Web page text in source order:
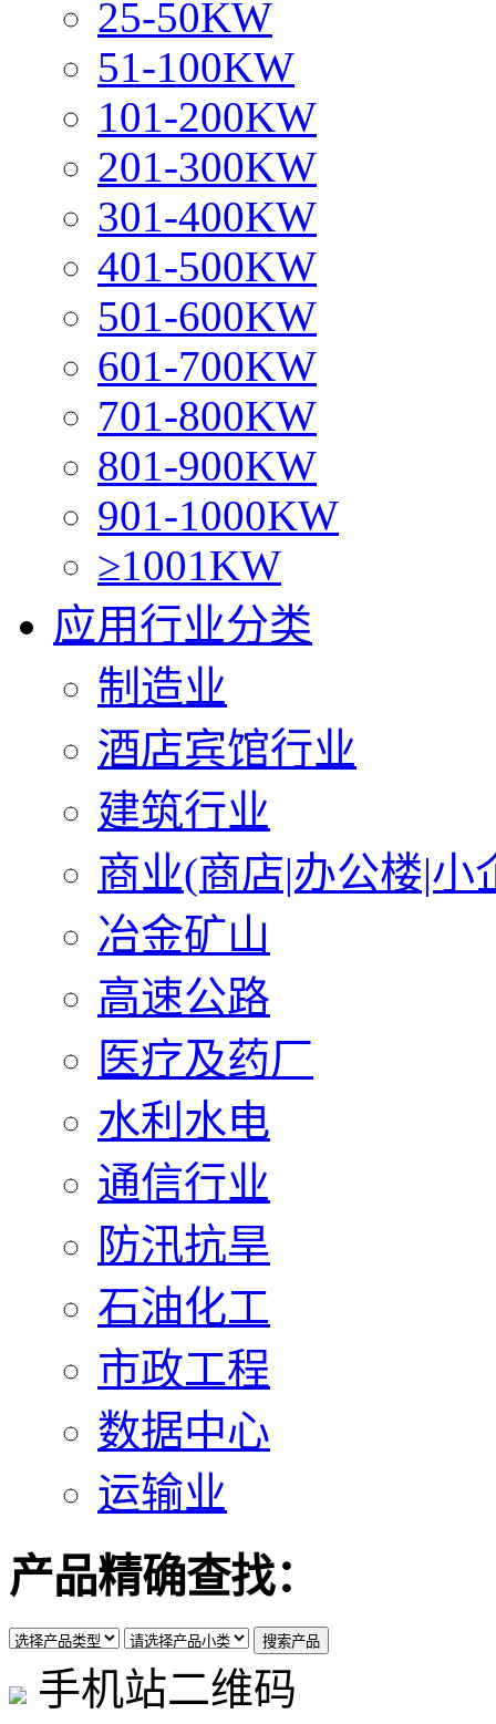
25-50KW
51-100KW
101-200KW
201-300KW
301-400KW
401-500KW
501-600KW
601-700KW
701-800KW
801-900KW
901-1000KW
≥1001KW
应用行业分类
制造业
酒店宾馆行业
建筑行业
商业(商店|办公楼|小
冶金矿山
高速公路
医疗及药厂
水利水电
通信行业
防汛抗旱
石油化工
市政工程
数据中心
运输业
产品精确查找：
手机站二维码